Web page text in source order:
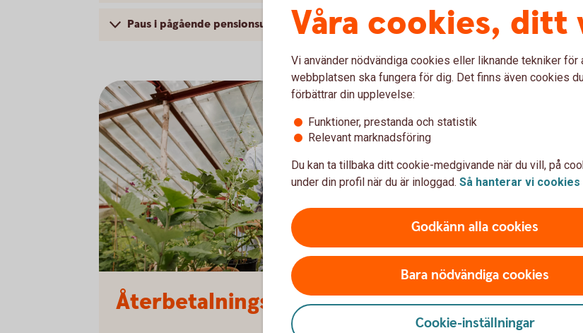
Paus i pågående pensionsutbetalning
Senior and child working in the greenhouse
Återbetalningsskydd
1338652109
Ansök
Våra cookies, ditt
Vi använder nödvändiga cookies eller liknande tekniker för
webbplatsen ska fungera för dig. Det finns även cookies
förbättrar din upplevelse:
Funktioner, prestanda och statistik
Relevant marknadsföring
Du kan ta tillbaka ditt cookie-medgivande när du vill, på
under din profil när du är inloggad. Så hanterar vi cookies
Godkänn alla cookies
Bara nödvändiga cookies
Cookie-inställningar